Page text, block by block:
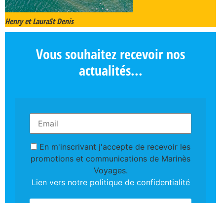
Henry et LauraSt Denis
Vous souhaitez recevoir nos
actualités...
En m'inscrivant j'accepte de recevoir les
promotions et communications de Marinès
Voyages.
Lien vers notre politique de confidentialité